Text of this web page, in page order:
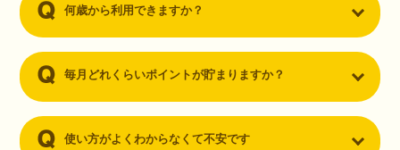
何歳から利用できますか？
毎月どれくらいポイントが貯まりますか？
使い方がよくわからなくて不安です